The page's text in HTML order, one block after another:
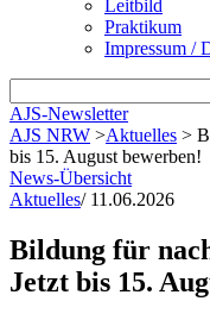
Leitbild
Praktikum
Impressum /
AJS-Newsletter
AJS NRW >Aktuelles >
bis 15. August bewerben!
News-Übersicht
Aktuelles/ 11.06.2026
Bildung für
Jetzt bis 15.